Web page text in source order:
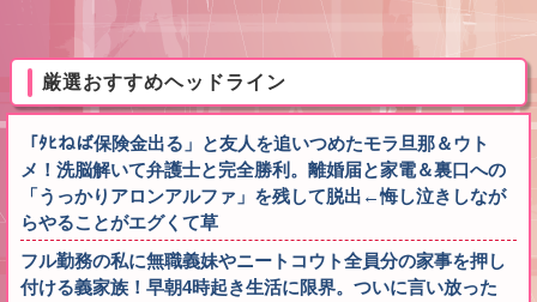
厳選おすすめヘッドライン
「ﾀﾋねば保険金出る」と友人を追いつめたモラ旦那＆ウト
メ！洗脳解いて弁護士と完全勝利。離婚届と家電＆裏口への
「うっかりアロンアルファ」を残して脱出←悔し泣きしなが
らやることがエグくて草
フル勤務の私に無職義妹やニートコウト全員分の家事を押し
付ける義家族！早朝4時起き生活に限界。ついに言い放った